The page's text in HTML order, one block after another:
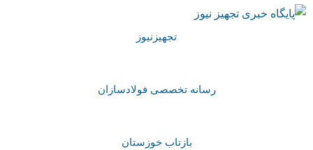
تجهیزنیوز
رسانه تخصصی فولادسازان
بازتاب خوزستان